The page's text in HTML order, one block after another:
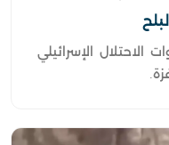
الإسرائيلي